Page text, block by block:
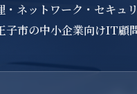
・ネットワーク・セキュ
子市の中小企業向けIT顧